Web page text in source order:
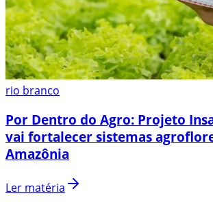
rio branco
Por Dentro do Agro: Projeto
vai fortalecer sistemas
Amazônia
Ler matéria